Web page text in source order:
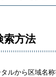
索方法
ルから区域名